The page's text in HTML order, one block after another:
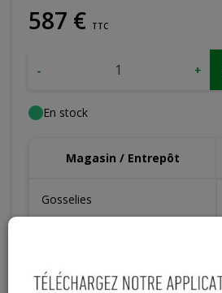
587 € TTC
- +
En stock
Magasin / Entrepôt
Gosselies
Cuesmes